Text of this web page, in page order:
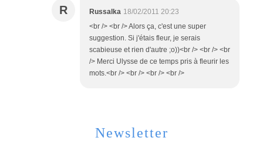
R Russalka 18/02/2011 20:23
<br /> <br /> Alors ça, c'est une super
suggestion. Si j'étais fleur, je serais
scabieuse et rien d'autre ;o))<br /> <br /> <br
/> Merci Ulysse de ce temps pris à fleurir les
mots.<br /> <br /> <br /> <br />
Newsletter